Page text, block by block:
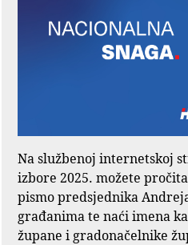
Na službenoj internetskoj
izbore 2025. možete
pismo predsjednika
građanima te naći imena
župane i gradonačelnike